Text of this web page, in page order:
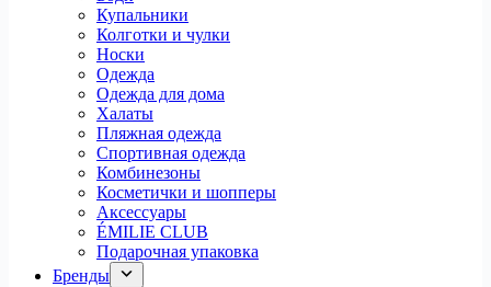
Купальники
Колготки и чулки
Носки
Одежда
Одежда для дома
Халаты
Пляжная одежда
Спортивная одежда
Комбинезоны
Косметички и шопперы
Аксессуары
ÉMILIE CLUB
Подарочная упаковка
Бренды